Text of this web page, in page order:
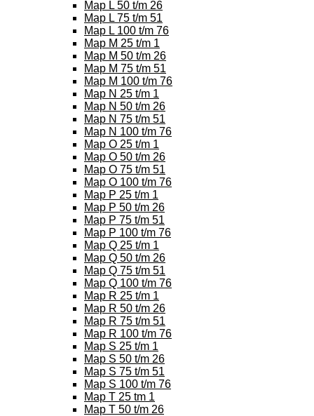
Map L 50 t/m 26
Map L 75 t/m 51
Map L 100 t/m 76
Map M 25 t/m 1
Map M 50 t/m 26
Map M 75 t/m 51
Map M 100 t/m 76
Map N 25 t/m 1
Map N 50 t/m 26
Map N 75 t/m 51
Map N 100 t/m 76
Map O 25 t/m 1
Map O 50 t/m 26
Map O 75 t/m 51
Map O 100 t/m 76
Map P 25 t/m 1
Map P 50 t/m 26
Map P 75 t/m 51
Map P 100 t/m 76
Map Q 25 t/m 1
Map Q 50 t/m 26
Map Q 75 t/m 51
Map Q 100 t/m 76
Map R 25 t/m 1
Map R 50 t/m 26
Map R 75 t/m 51
Map R 100 t/m 76
Map S 25 t/m 1
Map S 50 t/m 26
Map S 75 t/m 51
Map S 100 t/m 76
Map T 25 tm 1
Map T 50 t/m 26